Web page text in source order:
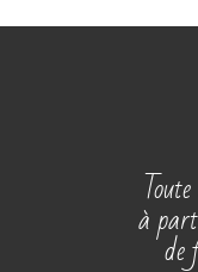
à
de